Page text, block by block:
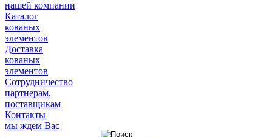
нашей компании
Каталог
кованых
элементов
Доставка
кованых
элементов
Сотрудничество
партнерам,
поставщикам
Контакты
мы ждем Вас